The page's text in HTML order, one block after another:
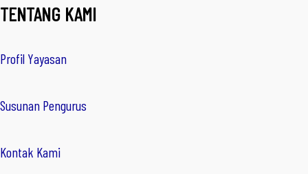
TENTANG KAMI
Profil Yayasan
Susunan Pengurus
Kontak Kami